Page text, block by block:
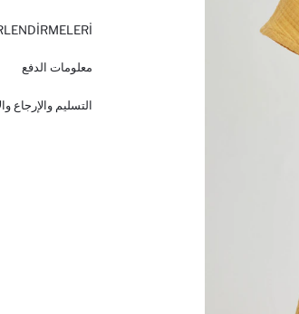
معلومات الدفع
التسليم والإرجاع